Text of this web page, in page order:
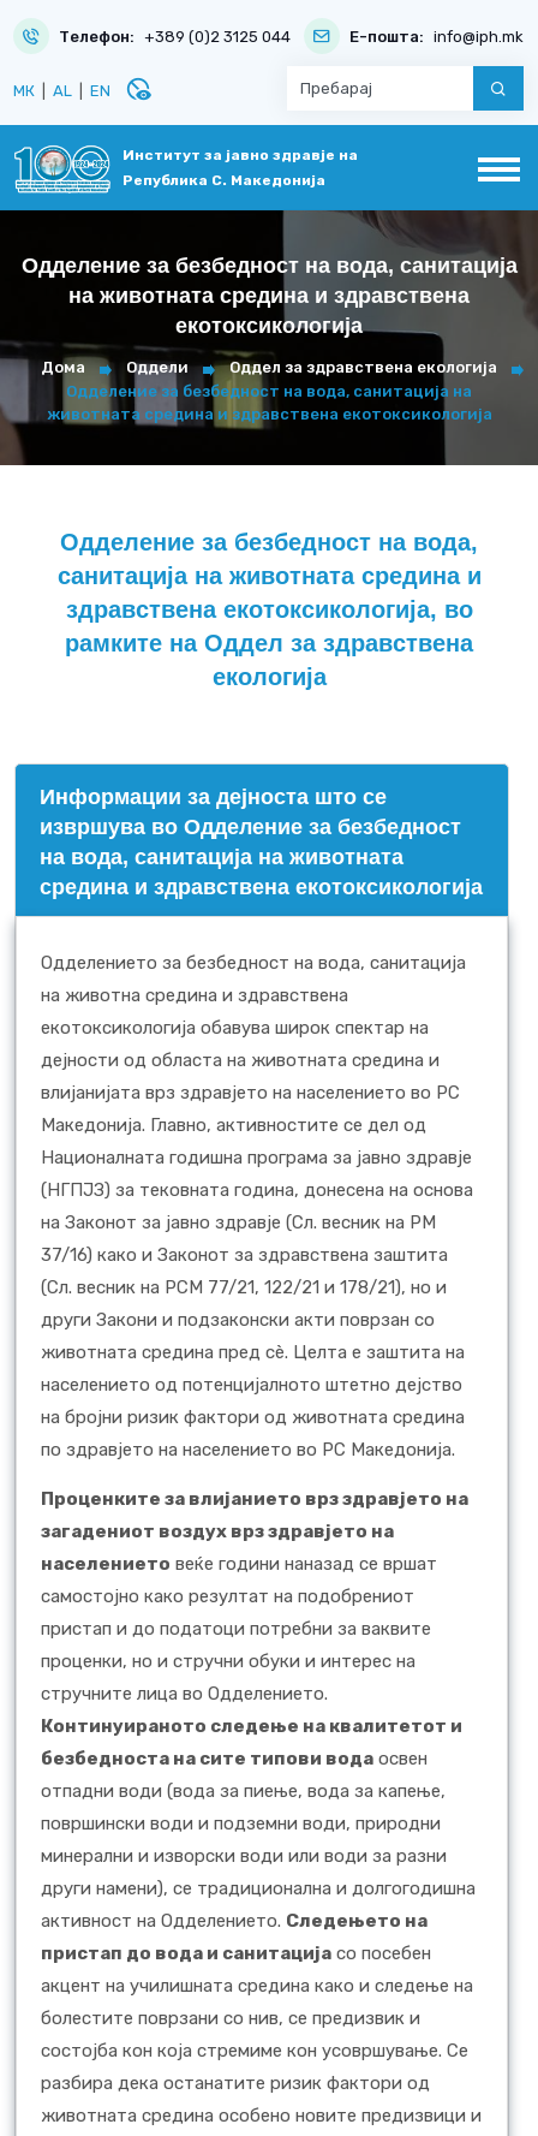
Телефон: +389 (0)2 3125 044 Е-пошта: info@iph.mk
МК AL EN disabled_visible
Институт за јавно здравје на
Република С. Македонија
Одделение за безбедност на вода, санитација
на животната средина и здравствена
екотоксикологија
Дома Оддели
Оддел за здравствена екологија
Одделение за безбедност на вода, санитација на
животната средина и здравствена екотоксикологија
Одделение за безбедност на вода,
санитација на животната средина и
здравствена екотоксикологија, во
рамките на Оддел за здравствена
екологија
Информации за дејноста што се
извршува во Одделение за безбедност
на вода, санитација на животната
средина и здравствена екотоксикологија
Одделението за безбедност на вода, санитација
на животна средина и здравствена
екотоксикологија обавува широк спектар на
дејности од областа на животната средина и
влијанијата врз здравјето на населението во РС
Македонија. Главно, активностите се дел од
Националната годишна програма за јавно здравје
(НГПЈЗ) за тековната година, донесена на основa
на Законот за јавно здравје (Сл. весник на РМ
37/16) како и Законот за здравствена заштита
(Сл. весник на РСМ 77/21, 122/21 и 178/21), но и
други Закони и подзаконски акти поврзан со
животната средина пред сè. Целта е заштита на
населението од потенцијалното штетно дејство
на бројни ризик фактори од животната средина
по здравјето на населението во РС Македонија.
Проценките за влијанието врз здравјето на
загадениот воздух врз здравјето на
населението веќе години наназад се вршат
самостојно како резултат на подобрениот
пристап и до податоци потребни за ваквите
проценки, но и стручни обуки и интерес на
стручните лица во Одделението.
Континуираното следење на квалитетот и
безбедноста на сите типови вода освен
отпадни води (вода за пиење, вода за капење,
површински води и подземни води, природни
минерални и изворски води или води за разни
други намени), се традиционална и долгогодишна
активност на Одделението. Следењето на
пристап до вода и санитација со посебен
акцент на училишната средина како и следење на
болестите поврзани со нив, се предизвик и
состојба кон која стремиме кон усовршување. Се
разбира дека останатите ризик фактори од
животната средина особено новите предизвици и